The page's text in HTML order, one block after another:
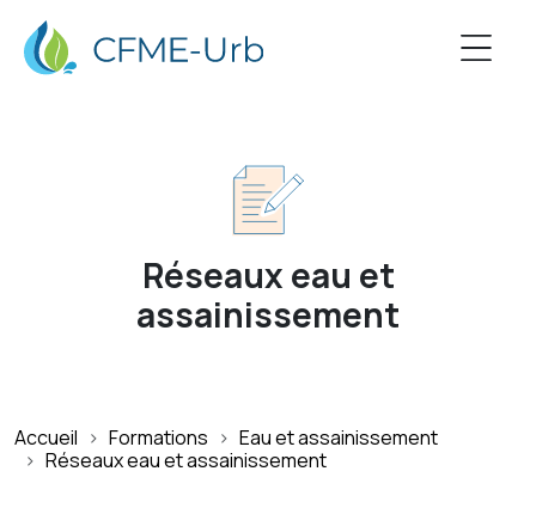
Réseaux eau et
assainissement
Accueil Formations
Eau et assainissement
Réseaux eau et assainissement